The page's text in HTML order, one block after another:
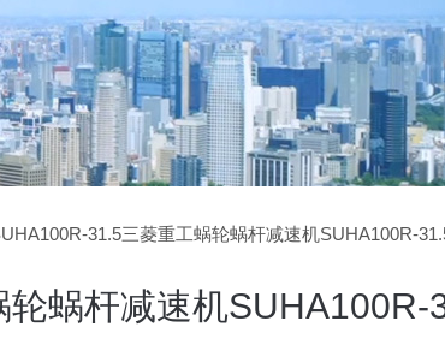
31.5三菱重工蜗轮蜗杆减速机SUHA100R-
轮蜗杆减速机SUHA100R-